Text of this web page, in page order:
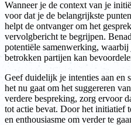
Wanneer je de context van je
voor dat je de belangrijkste
helpt de ontvanger om het
vervolgbericht te begrijpen.
potentiële samenwerking, waarbij
betrokken partijen kan
Geef duidelijk je intenties aan en
het nu gaat om het suggereren
verdere bespreking, zorg ervoor
tot actie bevat. Door het initiatief
en enthousiasme om verder te